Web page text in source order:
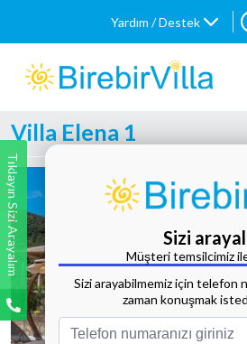
Yardım / Destek
Villa Elena 1
Tıklayın Sizi Arayalım Sizi
Müşteri temsilcimiz
Sizi arayabilmemiz için telefon
zaman konuşmak